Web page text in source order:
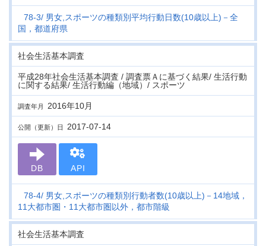
78-3
男女,スポーツの種類別平均行動日数(10歳以上)－全
国，都道府県
社会生活基本調査
平成28年社会生活基本調査 / 調査票Ａに基づく結果/ 生活行動
に関する結果/ 生活行動編（地域）/ スポーツ
調査年月 2016年10月
公開（更新）日 2017-07-14
DB API
78-4 男女,スポーツの種類別行動者数(10歳以上)－14地域，
11大都市圏・11大都市圏以外，都市階級
社会生活基本調査